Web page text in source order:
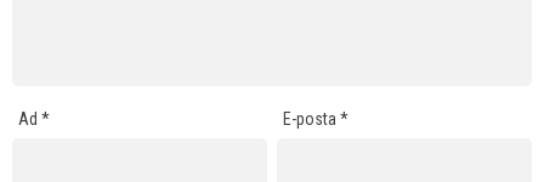
Ad * E-posta*